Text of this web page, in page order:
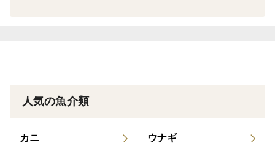
湿地です。北方からの冷たく栄養分を多く含んだ海水を
かい海水を運ぶ代表的な暖流の一つである「黒潮」、さ
人気の魚介類
カニ ウナギ